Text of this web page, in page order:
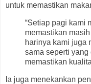
untuk memastikan
“Setiap pagi kami
memastikan
harinya kami juga
sama seperti
memastikan
Ia juga menekankan